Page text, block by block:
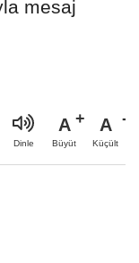
mesaj
Dinle
A
Büyüt
A
Küçült